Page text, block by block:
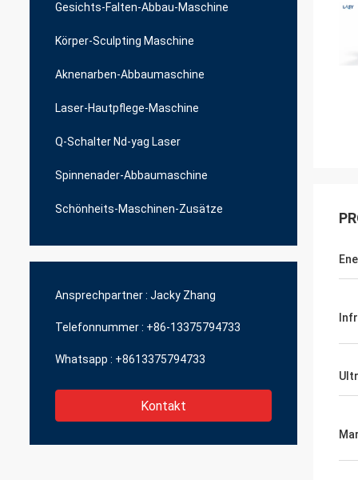
Gesichts-Falten-Abbau-Maschine
Körper-Sculpting Maschine
Aknenarben-Abbaumaschine
Laser-Hautpflege-Maschine
Q-Schalter Nd-yag Laser
Spinnenader-Abbaumaschine
Schönheits-Maschinen-Zusätze
Ansprechpartner : Jacky Zhang
Telefonnummer : +86-13375794733
Whatsapp : +8613375794733
Kontakt